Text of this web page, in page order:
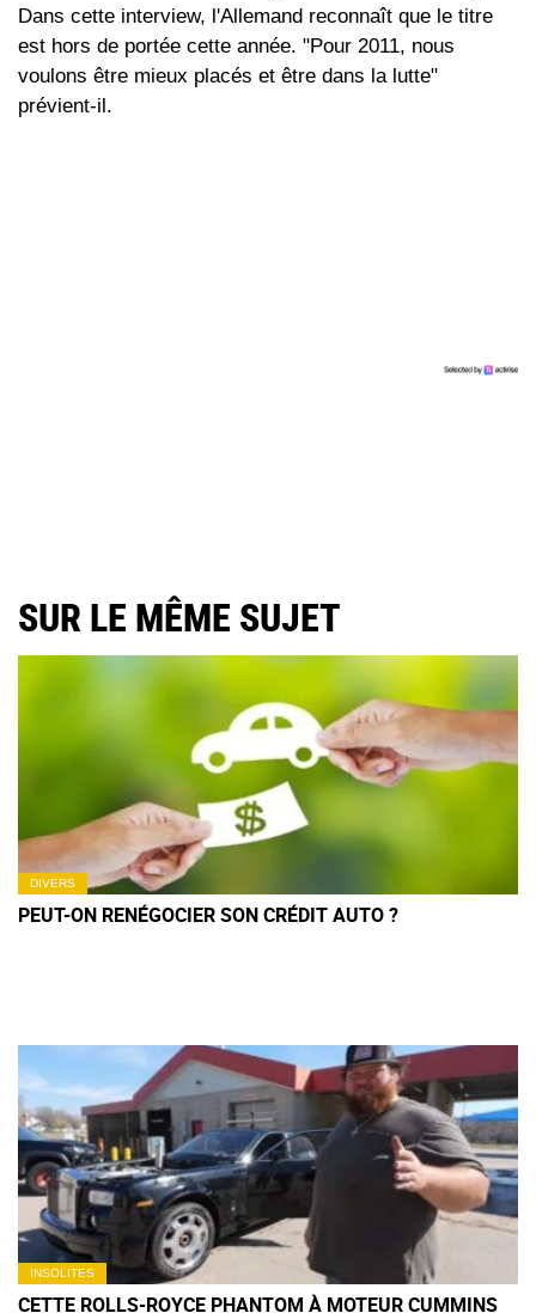
Dans cette interview, l'Allemand reconnaît que le titre
est hors de portée cette année. "Pour 2011, nous
voulons être mieux placés et être dans la lutte"
prévient-il.
SUR LE MÊME SUJET
DIVERS
PEUT-ON RENÉGOCIER SON CRÉDIT AUTO ?
INSOLITES
CETTE ROLLS-ROYCE PHANTOM À MOTEUR CUMMINS